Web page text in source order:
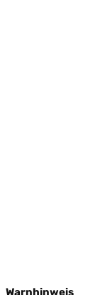
Warnhinweis